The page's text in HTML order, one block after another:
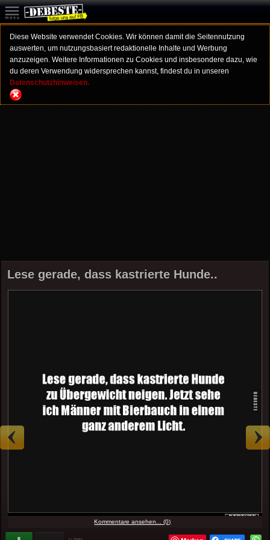
Diese Website verwendet Cookies. Wir können damit die Seitennutzung
auswerten, um nutzungsbasiert redaktionelle Inhalte und Werbung
anzuzeigen. Weitere Informationen zu Cookies und insbesondere dazu, wie
du deren Verwendung widersprechen kannst, findest du in unseren
Datenschutzhinweisen.
Lese gerade, dass kastrierte Hunde..
Kommentare ansehen... (0)